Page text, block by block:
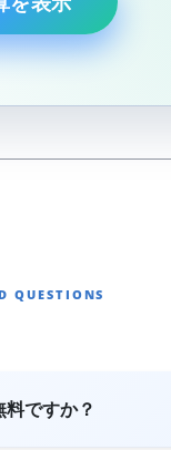
QUESTIONS
料ですか？